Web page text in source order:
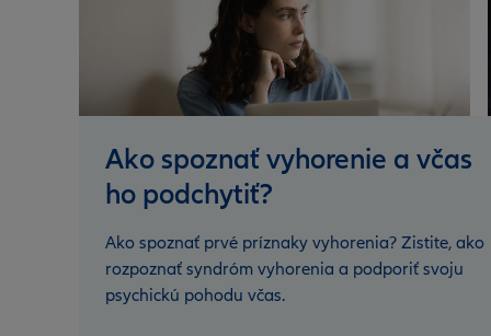
Ako spoznať vyhorenie a včas
ho podchytiť?
Ako spoznať prvé príznaky vyhorenia? Zistite, ako
rozpoznať syndróm vyhorenia a podporiť svoju
psychickú pohodu včas.